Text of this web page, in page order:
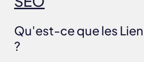
Qu'est-ce que les
?